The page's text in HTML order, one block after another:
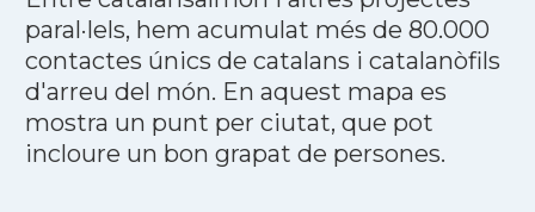
paral·lels, hem acumulat més de 80.000
contactes únics de catalans i catalanòfils
d'arreu del món. En aquest mapa es
mostra un punt per ciutat, que pot
incloure un bon grapat de persones.